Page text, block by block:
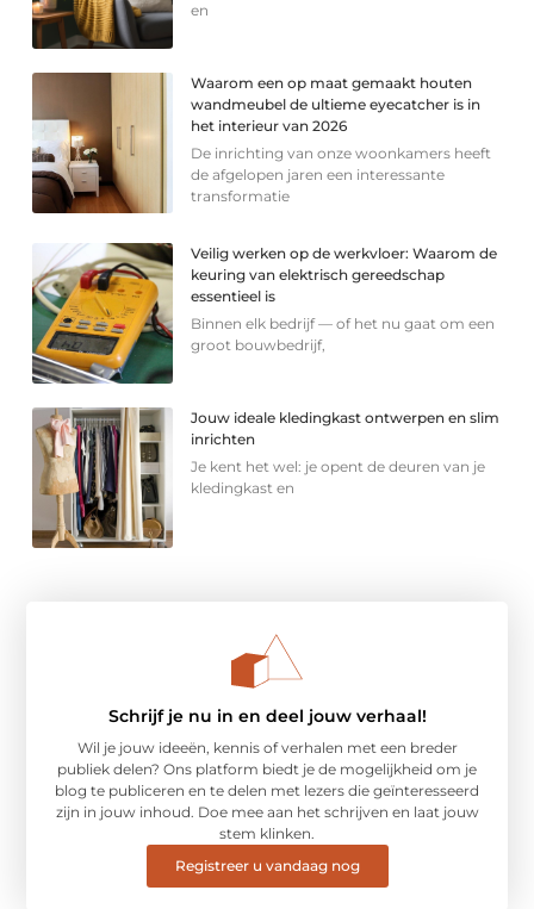
en
Waarom een op maat gemaakt houten
wandmeubel de ultieme eyecatcher is in
het interieur van 2026
De inrichting van onze woonkamers heeft
de afgelopen jaren een interessante
transformatie
Veilig werken op de werkvloer: Waarom de
keuring van elektrisch gereedschap
essentieel is
Binnen elk bedrijf — of het nu gaat om een
groot bouwbedrijf,
Jouw ideale kledingkast ontwerpen en slim
inrichten
Je kent het wel: je opent de deuren van je
kledingkast en
Schrijf je nu in en deel jouw verhaal!
Wil je jouw ideeën, kennis of verhalen met een breder
publiek delen? Ons platform biedt je de mogelijkheid om je
blog te publiceren en te delen met lezers die geïnteresseerd
zijn in jouw inhoud. Doe mee aan het schrijven en laat jouw
stem klinken.
Registreer u vandaag nog